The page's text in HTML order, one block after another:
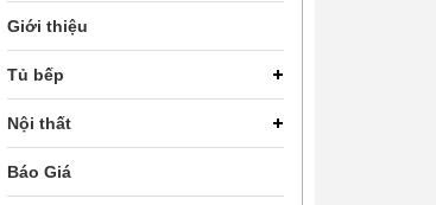
Giới thiệu
Tủ bếp
Nội thất
Báo Giá